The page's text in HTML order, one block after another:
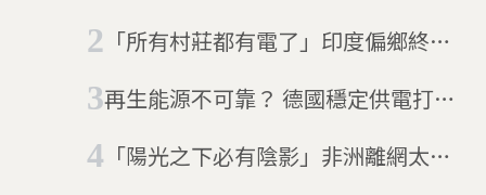
「所有村莊都有電了」印度偏鄉終於
再生能源不可靠？ 德國穩定供電打破
「陽光之下必有陰影」非洲離網太陽